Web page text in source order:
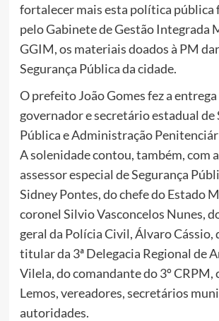
fortalecer mais esta política pública
pelo Gabinete de Gestão Integrada
GGIM, os materiais doados à PM
Segurança Pública da cidade.
O prefeito João Gomes fez a
governador e secretário estadual de
Pública e Administração
A solenidade contou, também, com
assessor especial de Segurança
Sidney Pontes, do chefe do Estado
coronel Silvio Vasconcelos Nunes,
geral da Polícia Civil, Álvaro Cássio,
titular da 3ª Delegacia Regional de
Vilela, do comandante do 3º CRPM,
Lemos, vereadores, secretários
autoridades.